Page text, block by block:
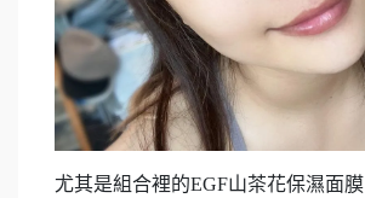
尤其是組合裡的EGF山茶花保濕面膜